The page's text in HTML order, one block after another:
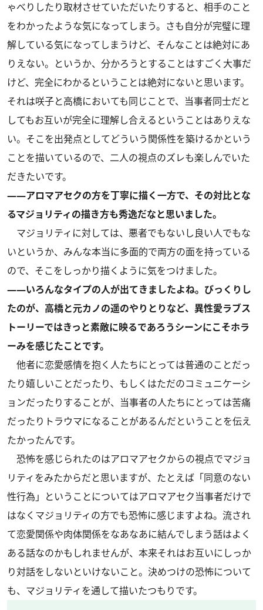
ゃべりしたり取材させていただいたりすると、相手のこと
をわかったような気になってしまう。さも自分が完璧に理
解している気になってしまうけど、そんなことは絶対にあ
りえない。というか、分かろうとすることはすごく大事だ
けど、完全にわかるということは絶対にないと思います。
それは咲子と高橋においても同じことで、当事者同士だと
してもお互いが完全に理解し合えるということはありえな
い。そこを出発点としてどういう関係性を築けるかという
ことを描いているので、二人の視点のズレも楽しんでいた
だきたいです。
――アロマアセクの方を丁寧に描く一方で、その対比とな
るマジョリティの描き方も秀逸だなと思いました。
マジョリティに対しては、悪者でもないし良い人でもな
いというか、みんな本当に多面的で両方の面を持っている
ので、そこをしっかり描くように気をつけました。
――いろんなタイプの人が出てきましたよね。びっくりし
たのが、高橋と元カノの遥のやりとりなど、異性愛ラブス
トーリーではきっと素敵に映るであろうシーンにこそホラ
ーみを感じたことです。
他者に恋愛感情を抱く人たちにとっては普通のことだっ
たり嬉しいことだったり、もしくはただのコミュニケーシ
ョンだったりすることが、当事者の人たちにとっては苦痛
だったりトラウマになることがあるんだということを伝え
たかったんです。
恐怖を感じられたのはアロマアセクからの視点でマジョ
リティをみたからだと思いますが、たとえば「同意のない
性行為」ということについてはアロマアセク当事者だけで
はなくマジョリティの方でも恐怖に感じますよね。流され
て恋愛関係や肉体関係をなあなあに結んでしまう話はよく
ある話なのかもしれませんが、本来それはお互いにしっか
り対話をしないといけないこと。決めつけの恐怖について
も、マジョリティを通して描いたつもりです。